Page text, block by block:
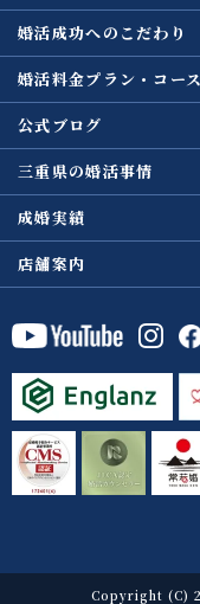
婚活成功へのこだわり
婚活料金プラン・コース
公式ブログ
三重県の婚活事情
成婚実績
店舗案内
Copyright (C)